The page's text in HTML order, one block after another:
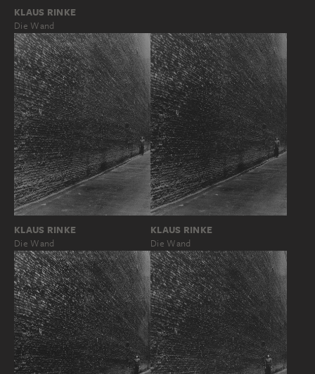
KLAUS RINKE
Die Wand
KLAUS RINKE
Die Wand
KLAUS RINKE
Die Wand